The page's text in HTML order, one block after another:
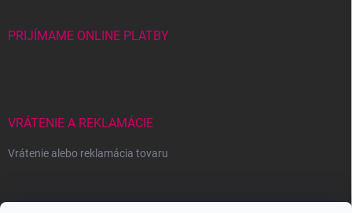
PRIJÍMAME ONLINE PLATBY
VRÁTENIE A REKLAMÁCIE
Vrátenie alebo reklamácia tovaru